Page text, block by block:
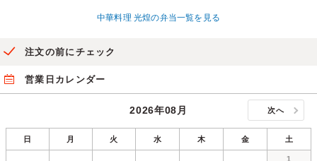
中華料理 光煌の弁当一覧を見る
注文の前にチェック
営業日カレンダー
2026年08月 次へ
日 月 火 水 木 金 土
1